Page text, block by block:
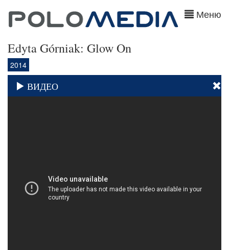
Меню
Edyta Górniak: Glow On
2014
ВИДЕО